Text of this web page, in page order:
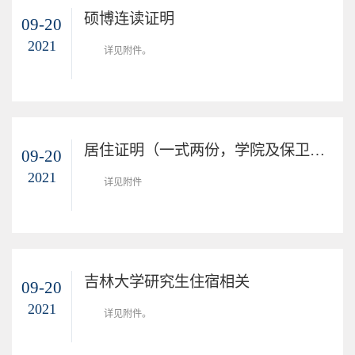
09-20
2021
硕博连读证明
详见附件。
09-20
2021
居住证明（一式两份，学院及保卫处盖章）
​详见附件
09-20
2021
吉林大学研究生住宿相关
详见附件。